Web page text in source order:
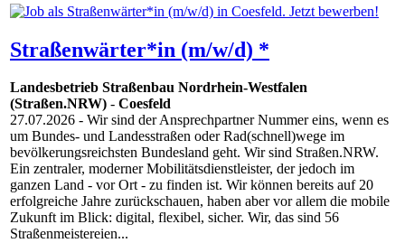
Straßenwärter*in (m/w/d) *
Landesbetrieb Straßenbau Nordrhein-Westfalen
(Straßen.NRW) - Coesfeld
27.07.2026 - Wir sind der Ansprechpartner Nummer eins, wenn es
um Bundes- und Landesstraßen oder Rad(schnell)wege im
bevölkerungsreichsten Bundesland geht. Wir sind Straßen.NRW.
Ein zentraler, moderner Mobilitätsdienstleister, der jedoch im
ganzen Land - vor Ort - zu finden ist. Wir können bereits auf 20
erfolgreiche Jahre zurückschauen, haben aber vor allem die mobile
Zukunft im Blick: digital, flexibel, sicher. Wir, das sind 56
Straßenmeistereien...